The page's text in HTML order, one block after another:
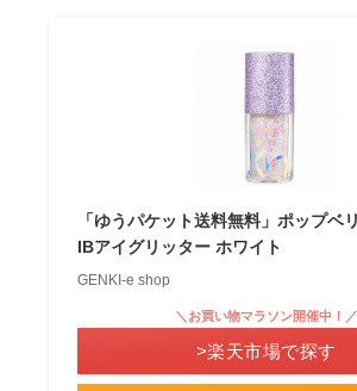
「ゆうパケット送料無料」ポップベ
IBアイグリッター ホワイト
GENKI-e shop
＼お買い物マラソン開催中！／
>楽天市場で探す